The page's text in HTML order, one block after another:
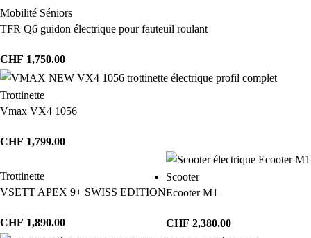
Mobilité Séniors
TFR Q6 guidon électrique pour fauteuil roulant
CHF 1,750.00
Trottinette
Vmax VX4 1056
CHF 1,799.00
Trottinette
VSETT APEX 9+ SWISS EDITION
CHF 1,890.00
Scooter
Ecooter M1
CHF 2,380.00